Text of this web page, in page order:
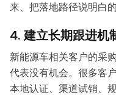
来、把落地路径说明白
4. 建立长期跟进机
新能源车相关客户的采
代表没有机会。很多客
本地认证、渠道试销、